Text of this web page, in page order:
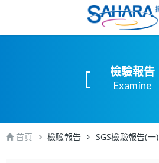
檢驗報告
Examine
首頁 檢驗報告 SGS檢驗報告(一)